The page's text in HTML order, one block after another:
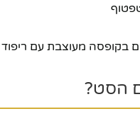
בקופסה מעוצבת עם
הסט?